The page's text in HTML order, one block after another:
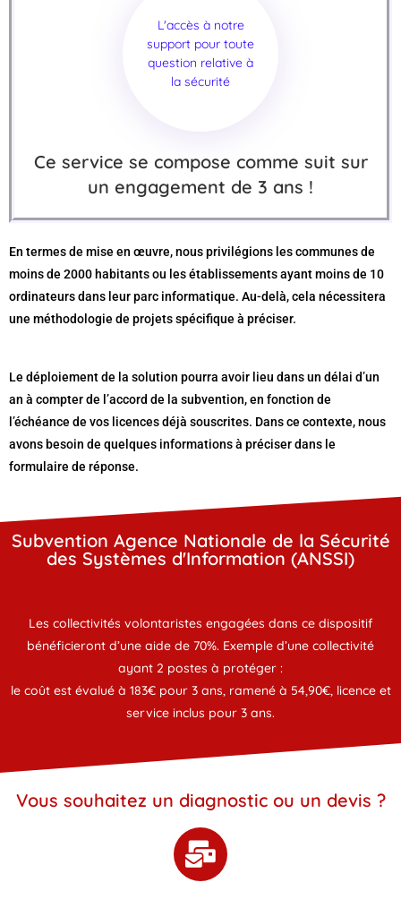
L'accès à notre
support pour toute
question relative à
la sécurité
Ce service se compose comme suit sur
un engagement de 3 ans !
En termes de mise en œuvre, nous privilégions les communes de
moins de 2000 habitants ou les établissements ayant moins de 10
ordinateurs dans leur parc informatique. Au-delà, cela nécessitera
une méthodologie de projets spécifique à préciser.
Le déploiement de la solution pourra avoir lieu dans un délai d’un
an à compter de l’accord de la subvention, en fonction de
l’échéance de vos licences déjà souscrites. Dans ce contexte, nous
avons besoin de quelques informations à préciser dans le
formulaire de réponse.
Subvention Agence Nationale de la Sécurité
des Systèmes d'Information (ANSSI)
Les collectivités volontaristes engagées dans ce dispositif
bénéficieront d’une aide de 70%. Exemple d’une collectivité
ayant 2 postes à protéger :
le coût est évalué à 183€ pour 3 ans, ramené à 54,90€, licence et
service inclus pour 3 ans.
Vous souhaitez un diagnostic ou un devis ?